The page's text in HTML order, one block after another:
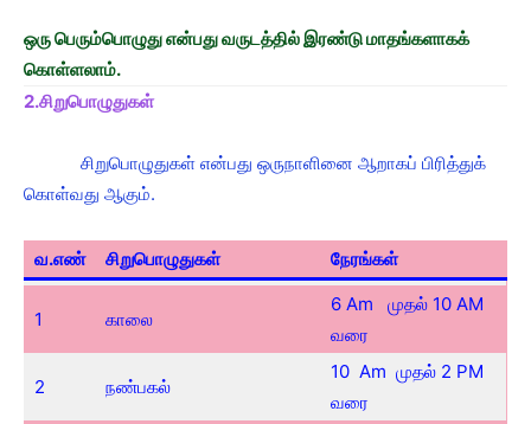
ஒரு பெரும்பொழுது என்பது வருடத்தில் இரண்டு மாதங்களாகக்
கொள்ளலாம்.
2.சிறுபொழுதுகள்
சிறுபொழுதுகள் என்பது ஒருநாளினை ஆறாகப் பிரித்துக்
கொள்வது ஆகும்.
வ.எண் சிறுபொழுதுகள் நேரங்கள்
1 காலை
6 Am முதல் 10 AM
வரை
2 நண்பகல்
10 Am முதல் 2 PM
வரை